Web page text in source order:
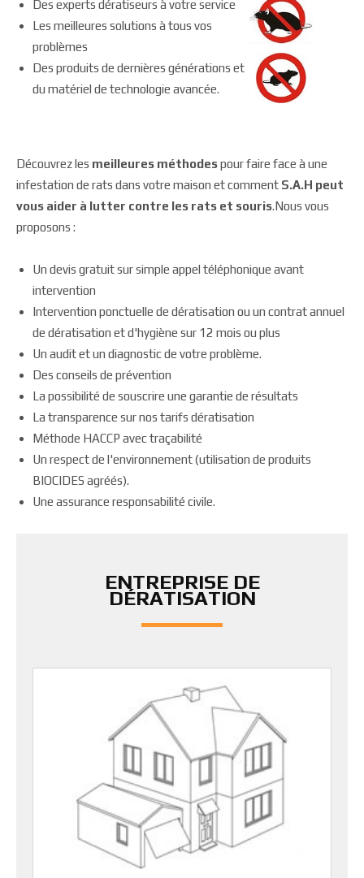
Des experts dératiseurs à votre service
Les meilleures solutions à tous vos
problèmes
Des produits de dernières générations et
du matériel de technologie avancée.
Découvrez les meilleures méthodespour faire face à une
infestation de rats dans votre maison et comment S.A.H peut
vous aider à lutter contre les rats et souris.Nous vous
proposons :
Un devis gratuit sur simple appel téléphonique avant
intervention
Intervention ponctuelle de dératisation ou un contrat annuel
de dératisation et d'hygiène sur 12 mois ou plus
Un audit et un diagnostic de votre problème.
Des conseils de prévention
La possibilité de souscrire une garantie de résultats
La transparence sur nos tarifs dératisation
Méthode HACCP avec traçabilité
Un respect de l'environnement (utilisation de produits
BIOCIDES agréés).
Une assurance responsabilité civile.
ENTREPRISE DE
DÉRATISATION